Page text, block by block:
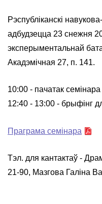
Рэспубліканскі
адбудзецца 23 снежня
эксперыментальнай
Акадэмічная 27, п. 141.
10:00 - пачатак семінара
12:40 - 13:00 - брыфінг
Праграма семінара
Тэл. для кантактаў -
21-90, Мазгова Галіна